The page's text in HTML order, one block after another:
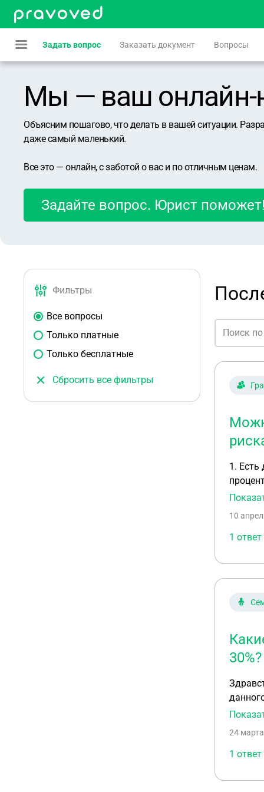
Задать вопрос Заказать документ Вопросы
Мы — ваш онлайн-
Объясним пошагово, что делать в вашей ситуации.
даже самый маленький.
Все это — онлайн, с заботой о вас и по отличным ценам.
Задайте вопрос. Юрист поможет!
Фильтры
Все вопросы
Только платные
Только бесплатные
Сбросить все фильтры
1. Есть
процентную мотивацию: А1. За
после
10
1 ответ
30%?
Здравствуйте! Есть договор, предметом которого
сомнения по данному
24
1 ответ